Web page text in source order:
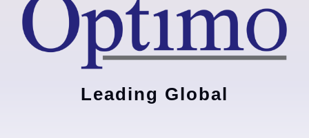
Leading Global